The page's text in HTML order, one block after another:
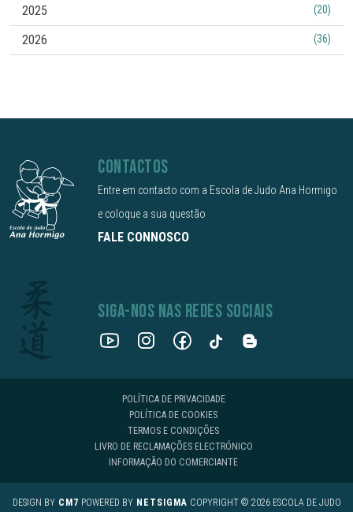
2025 (20)
2026 (36)
CONTACTOS
Entre em contacto com a Escola de Judo Ana Hormigo
e coloque a sua questão
FALE CONNOSCO
SIGA-NOS NAS REDES SOCIAIS
POLÍTICA DE PRIVACIDADE
POLÍTICA DE COOKIES
TERMOS E CONDIÇÕES
LIVRO DE RECLAMAÇÕES ELECTRÓNICO
INFORMAÇÃO DO COMERCIANTE
DESIGN BY CM7 POWERED BY NETSIGMA COPYRIGHT © 2026 ESCOLA DE JUDO